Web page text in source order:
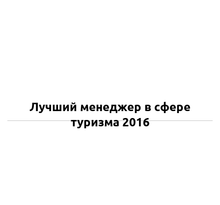
Лучший менеджер в сфере
туризма 2016